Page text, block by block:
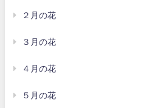
２月の花
３月の花
４月の花
５月の花